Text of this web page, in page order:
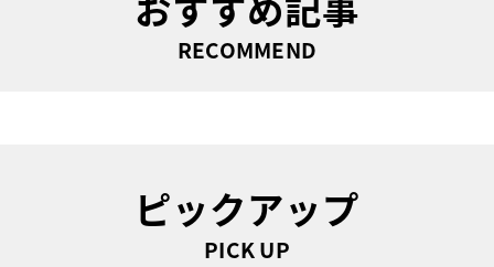
RECOMMEND
ピックアップ
PICK UP